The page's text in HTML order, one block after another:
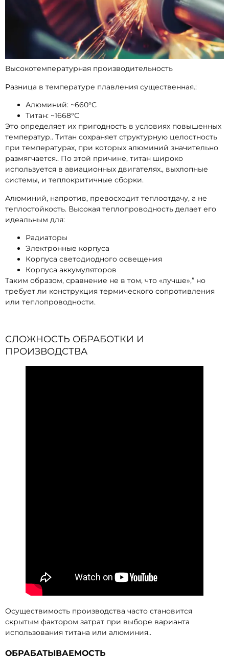
Высокотемпературная производительность
Разница в температуре плавления существенная.:
Алюминий: ~660°С
Титан: ~1668°С
Это определяет их пригодность в условиях повышенных
температур.. Титан сохраняет структурную целостность
при температурах, при которых алюминий значительно
размягчается.. По этой причине, титан широко
используется в авиационных двигателях., выхлопные
системы, и теплокритичные сборки.
Алюминий, напротив, превосходит теплоотдачу, а не
теплостойкость. Высокая теплопроводность делает его
идеальным для:
Радиаторы
Электронные корпуса
Корпуса светодиодного освещения
Корпуса аккумуляторов
Таким образом, сравнение не в том, что «лучше»,” но
требует ли конструкция термического сопротивления
или теплопроводности.
СЛОЖНОСТЬ ОБРАБОТКИ И
ПРОИЗВОДСТВА
Осуществимость производства часто становится
скрытым фактором затрат при выборе варианта
использования титана или алюминия..
ОБРАБАТЫВАЕМОСТЬ